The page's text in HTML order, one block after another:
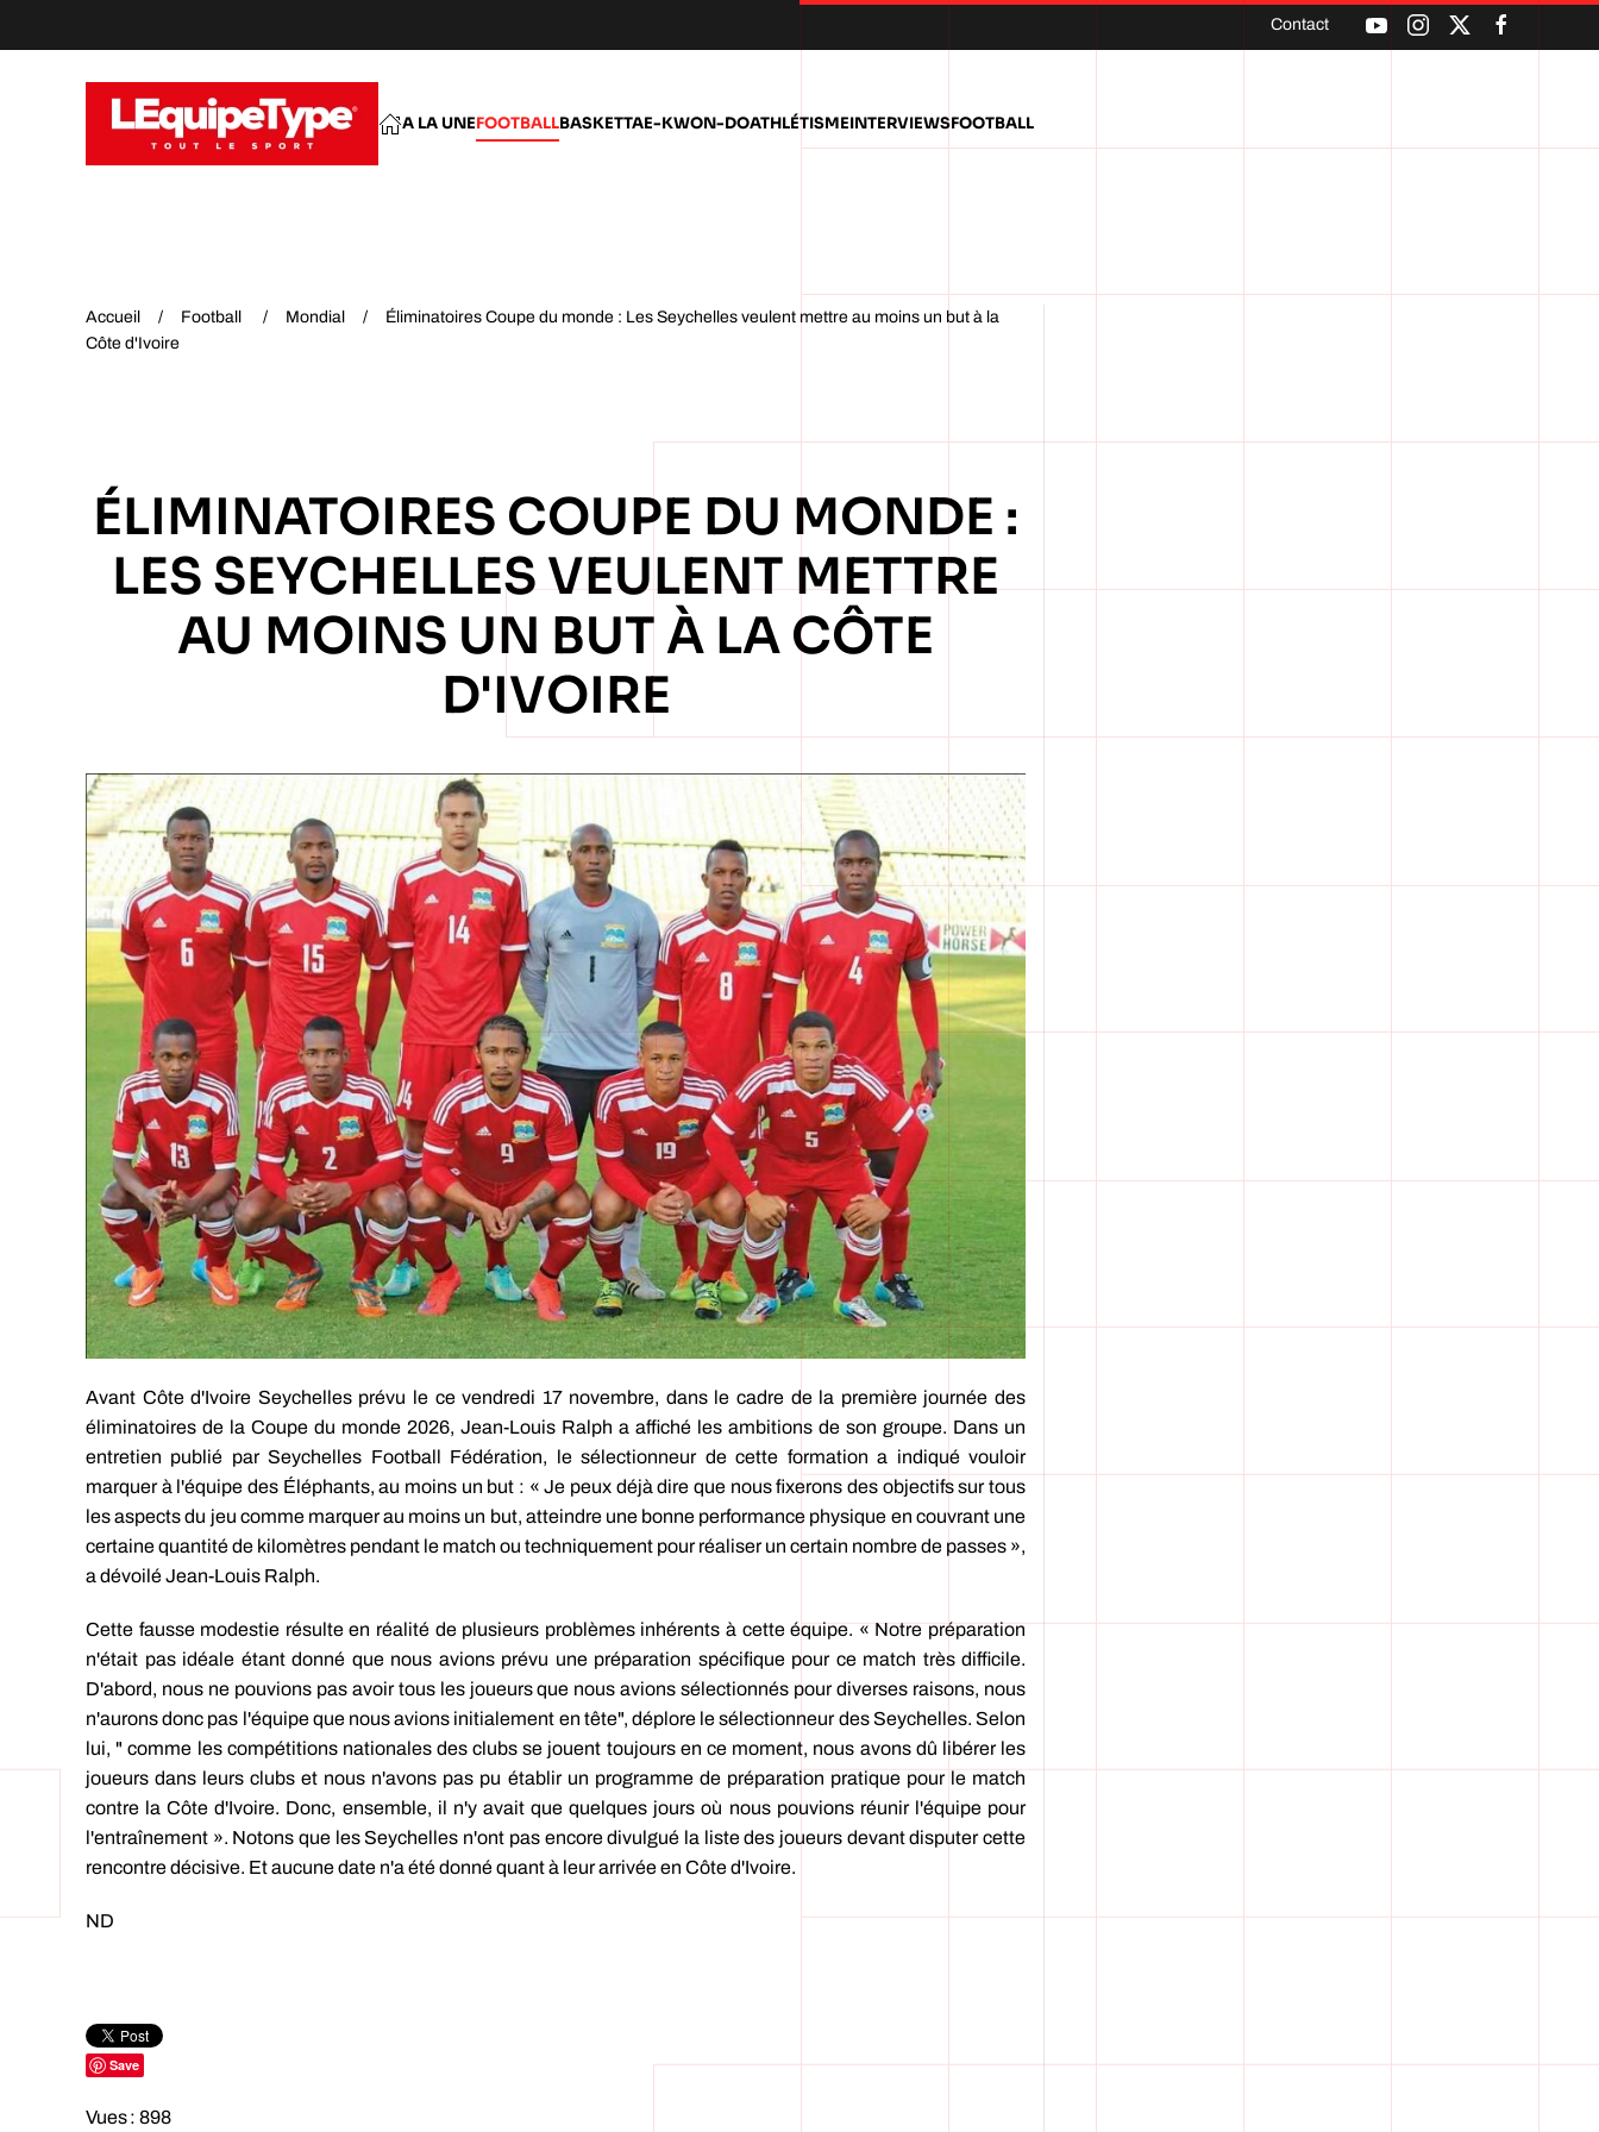
Contact
A LA UNEFOOTBALLBASKETTAE-KWON-DOATHLÉTISMEINTERVIEWSFOOTBALL
Accueil Football Mondial
Éliminatoires Coupe du monde : Les Seychelles veulent mettre au moins un but à la
Côte d'Ivoire
ÉLIMINATOIRES COUPE DU MONDE :
LES SEYCHELLES VEULENT METTRE
AU MOINS UN BUT À LA CÔTE
D'IVOIRE
Avant Côte d'Ivoire Seychelles prévu le ce vendredi 17 novembre, dans le cadre de la première journée des
éliminatoires de la Coupe du monde 2026, Jean-Louis Ralph a affiché les ambitions de son groupe. Dans un
entretien publié par Seychelles Football Fédération, le sélectionneur de cette formation a indiqué vouloir
marquer à l'équipe des Éléphants, au moins un but : « Je peux déjà dire que nous fixerons des objectifs sur tous
les aspects du jeu comme marquer au moins un but, atteindre une bonne performance physique en couvrant une
certaine quantité de kilomètres pendant le match ou techniquement pour réaliser un certain nombre de passes »,
a dévoilé Jean-Louis Ralph.
Cette fausse modestie résulte en réalité de plusieurs problèmes inhérents à cette équipe. « Notre préparation
n'était pas idéale étant donné que nous avions prévu une préparation spécifique pour ce match très difficile.
D'abord, nous ne pouvions pas avoir tous les joueurs que nous avions sélectionnés pour diverses raisons, nous
n'aurons donc pas l'équipe que nous avions initialement en tête", déplore le sélectionneur des Seychelles. Selon
lui, " comme les compétitions nationales des clubs se jouent toujours en ce moment, nous avons dû libérer les
joueurs dans leurs clubs et nous n'avons pas pu établir un programme de préparation pratique pour le match
contre la Côte d'Ivoire. Donc, ensemble, il n'y avait que quelques jours où nous pouvions réunir l'équipe pour
l'entraînement ». Notons que les Seychelles n'ont pas encore divulgué la liste des joueurs devant disputer cette
rencontre décisive. Et aucune date n'a été donné quant à leur arrivée en Côte d'Ivoire.
ND
Save
Vues : 898